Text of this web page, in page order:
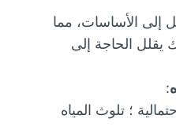
إلى الأساسات، مما
يقلل الحاجة إلى
:
؛ تلوث المياه